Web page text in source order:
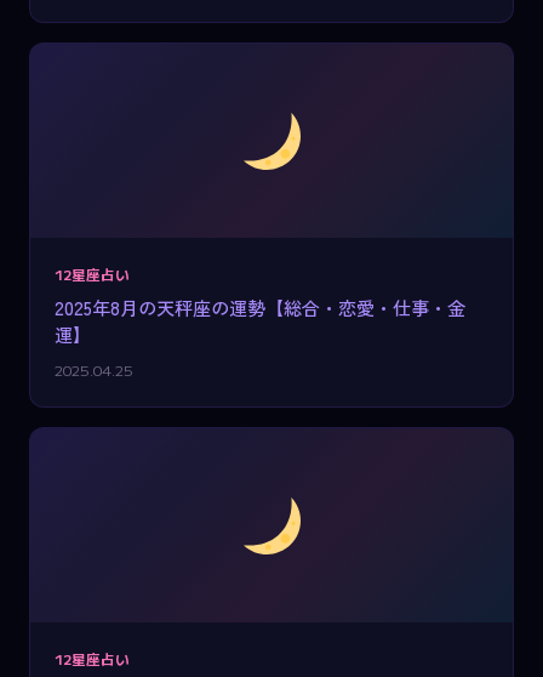
12星座占い
2025年8月の天秤座の運勢【総合・恋愛・仕事・金
運】
2025.04.25
12星座占い